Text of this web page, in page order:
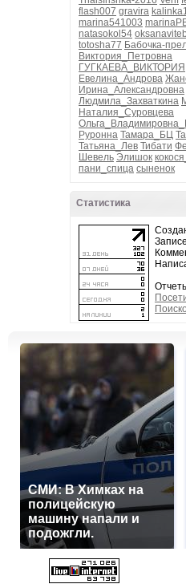
flash007 gravira
marina541003
natasokol54
totosha77 Бабочка-
Виктория_Петровна
ГУГКАЕВА_ВИКТОРИЯ
Евелина_Андрова
Ирина_Александровна
Людмила_Захваткина
Наталия_Суровцева
Руронна Тамара_БЦ
Татьяна_Лев Тибати
Шевель Элишок
пани_спица сыненок
Статистика
СМИ: В Химках на
полицейскую
машину напали и
подожгли.